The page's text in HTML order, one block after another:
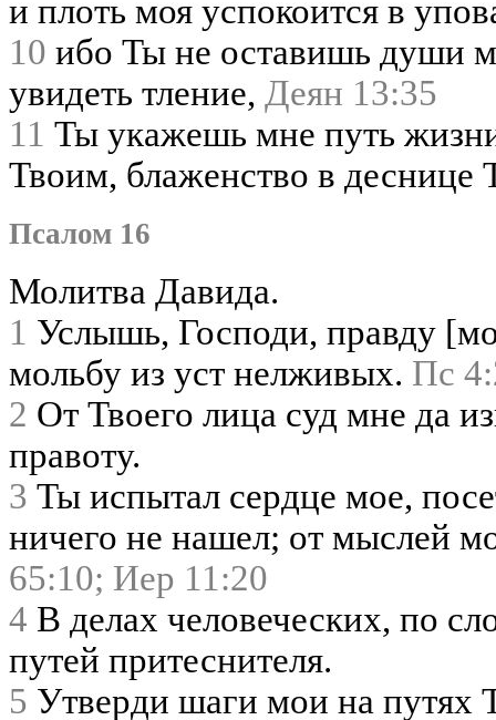
и плоть моя успокоится в
10 ибо Ты не оставишь души
увидеть тление, Деян 13:35
11 Ты укажешь мне путь
Твоим, блаженство в деснице
Псалом 16
Молитва Давида.
1 Услышь, Господи, правду
мольбу из уст нелживых. Пс
2 От Твоего лица суд мне да
правоту.
3 Ты испытал сердце мое,
ничего не нашел; от мыслей
65:10; Иер 11:20
4 В делах человеческих, по
путей притеснителя.
5 Утверди шаги мои на путях